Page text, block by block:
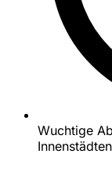
Wuchtige
Innenstädten